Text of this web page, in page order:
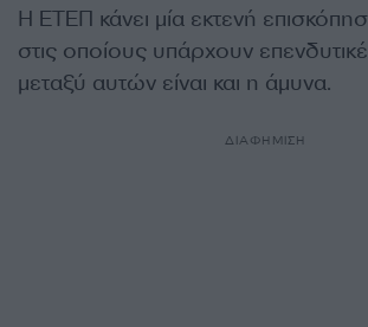
Η ΕΤΕΠ κάνει μία εκτενή
στις οποίους υπάρχουν
μεταξύ αυτών είναι και η άμυνα.
ΔΙΑΦΗΜΙΣΗ